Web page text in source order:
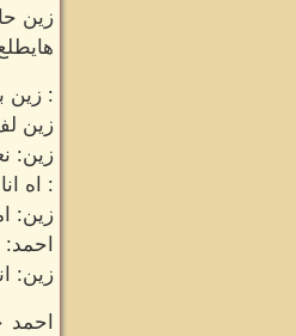
زين
: زين
زين
زين:
: اه
زين:
زين:
احمد